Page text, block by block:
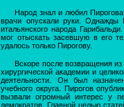
Народ знал и любил
врачи опускали руки. Однажды
итальянского народа
мог отыскать засевшую в его
удалось только Пирогову.
Вскоре после возвращения
хирургической академии и
деятельности. Он был
учебного округа. Пирогов
вызвали огромный интерес у
демократов. Главной целью